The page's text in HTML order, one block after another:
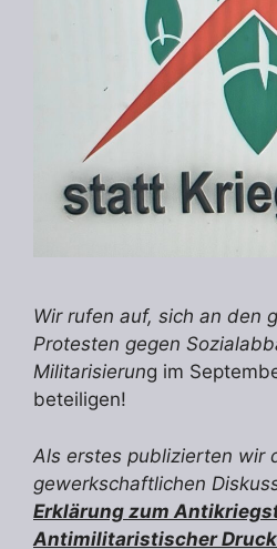
Wir rufen auf, sich an den
Protesten gegen
Militarisierung im
beteiligen!
Als erstes publizierten wir
gewerkschaftlichen
Erklärung zum
Antimilitaristischer